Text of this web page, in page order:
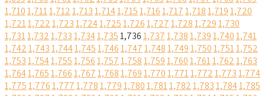
1,7101,7111,7121,7131,7141,7151,7161,7171,7181,7191,720
1,7211,7221,7231,7241,7251,7261,7271,7281,7291,730
1,7311,7321,7331,7341,7351,7361,7371,7381,7391,7401,741
1,7421,7431,7441,7451,7461,7471,7481,7491,7501,7511,752
1,7531,7541,7551,7561,7571,7581,7591,7601,7611,7621,763
1,7641,7651,7661,7671,7681,7691,7701,7711,7721,7731,774
1,7751,7761,7771,7781,7791,7801,7811,7821,7831,7841,785